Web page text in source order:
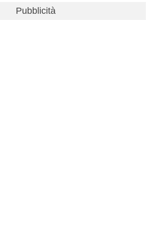
Pubblicità